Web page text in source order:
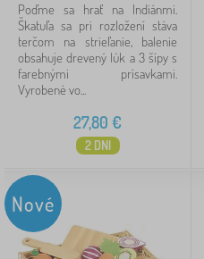
Poďme sa hrať na Indiánmi.
Škatuľa sa pri rozložení stáva
terčom na strieľanie, balenie
obsahuje drevený lúk a 3 šípy s
farebnými prísavkami.
Vyrobené vo...
27,80 €
2 DNI
Nové